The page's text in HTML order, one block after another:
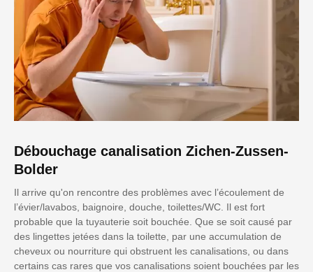
Débouchage canalisation Zichen-Zussen-
Bolder
Il arrive qu'on rencontre des problèmes avec l’écoulement de
l’évier/lavabos, baignoire, douche, toilettes/WC. Il est fort
probable que la tuyauterie soit bouchée. Que se soit causé par
des lingettes jetées dans la toilette, par une accumulation de
cheveux ou nourriture qui obstruent les canalisations, ou dans
certains cas rares que vos canalisations soient bouchées par les